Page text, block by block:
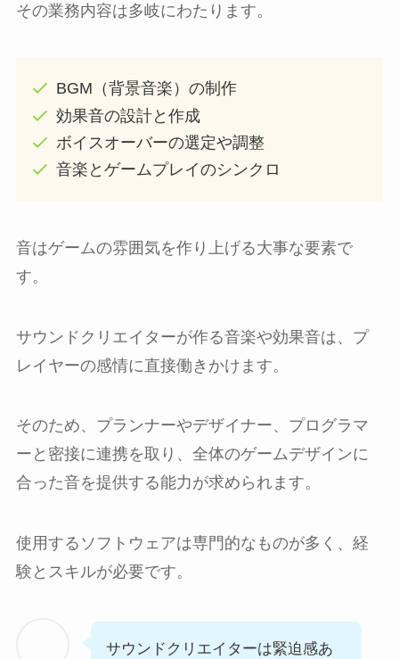
その業務内容は多岐にわたります。
BGM（背景音楽）の制作
効果音の設計と作成
ボイスオーバーの選定や調整
音楽とゲームプレイのシンクロ
音はゲームの雰囲気を作り上げる大事な要素で
す。
サウンドクリエイターが作る音楽や効果音は、プ
レイヤーの感情に直接働きかけます。
そのため、プランナーやデザイナー、プログラマ
ーと密接に連携を取り、全体のゲームデザインに
合った音を提供する能力が求められます。
使用するソフトウェアは専門的なものが多く、経
験とスキルが必要です。
サウンドクリエイターは緊迫感あ